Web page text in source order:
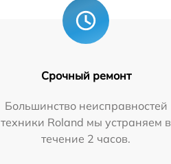
Срочный ремонт
Большинство неисправностей
техники Roland мы устраняем в
течение 2 часов.